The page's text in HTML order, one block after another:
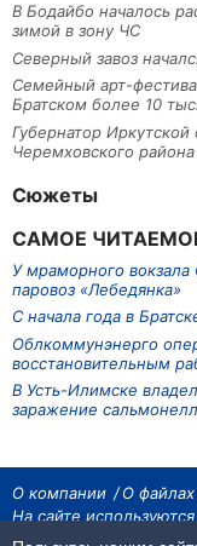
В Бодайбо началось
зимой в зону ЧС
Северный завоз
Семейный арт-
Братском более 10
Губернатор
Черемховского
Сюжеты
САМОЕ
У мраморного
паровоз «Лебедянка»
С начала года в
Облкоммунэнерго
восстановительным
В Усть-Илимске
заражение
О компании
О
На сайте